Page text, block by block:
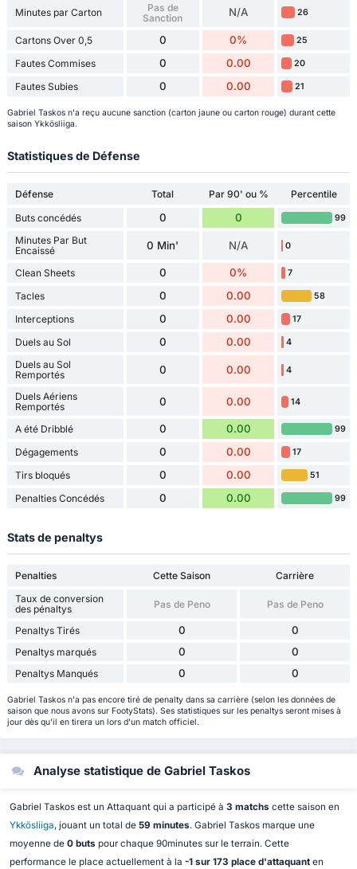
Minutes par Carton
Pas de
Sanction
N/A 26
Cartons Over 0,5 0 0% 25
Fautes Commises 0 0.00 20
Fautes Subies 0 0.00 21
Gabriel Taskos n'a reçu aucune sanction (carton jaune ou carton rouge) durant cette
saison Ykkösliiga.
Statistiques de Défense
Défense Total Par 90' ou %
Percentile
Buts concédés
0 0 99
Minutes Par But
Encaissé
0 Min' N/A 0
Clean Sheets 0 0% 7
Tacles 0 0.00 58
Interceptions 0 0.00 17
Duels au Sol 0 0.00 4
Duels au Sol
Remportés
0 0.00 4
Duels Aériens
Remportés
0 0.00 14
A été Dribblé 0 0.00 99
Dégagements 0 0.00 17
Tirs bloqués 0 0.00 51
Penalties Concédés 0 0.00 99
Stats de penaltys
Penalties Cette Saison
Carrière
Taux de conversion
des pénaltys
Pas de Peno Pas de Peno
Penaltys Tirés 0 0
Penaltys marqués 0 0
Penaltys Manqués 0 0
Gabriel Taskos n'a pas encore tiré de penalty dans sa carrière (selon les données de
saison que nous avons sur FootyStats). Ses statistiques sur les penaltys seront mises à
jour dès qu'il en tirera un lors d'un match officiel.
Analyse statistique de Gabriel Taskos
Gabriel Taskos est un Attaquant qui a participé à 3 matchs cette saison en
Ykkösliiga, jouant un total de 59 minutes. Gabriel Taskos marque une
moyenne de 0 buts pour chaque 90minutes sur le terrain. Cette
performance le place actuellement à la -1 sur 173 place d'attaquanten